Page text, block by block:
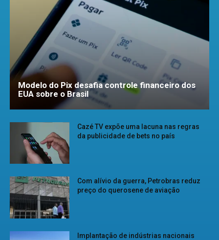
Modelo do Pix desafia controle financeiro dos
EUA sobre o Brasil
Cazé TV expõe uma lacuna nas regras
da publicidade de bets no país
Com alívio da guerra, Petrobras reduz
preço do querosene de aviação
Implantação de indústrias nacionais